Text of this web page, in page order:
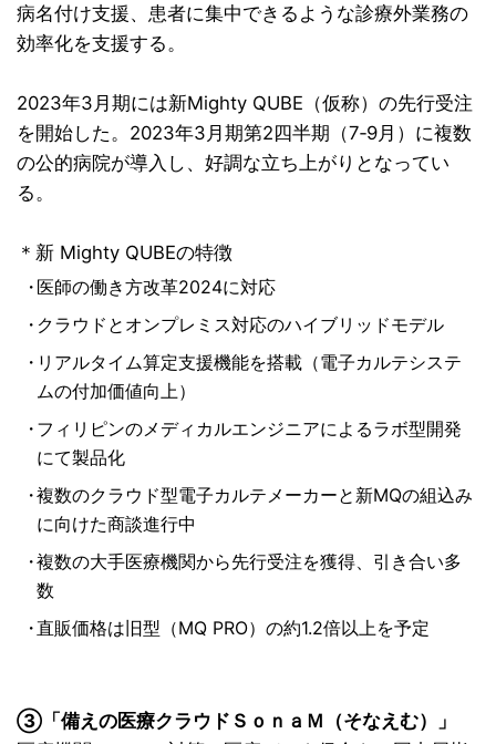
病名付け支援、患者に集中できるような診療外業務の
効率化を支援する。
2023年3月期には新Mighty QUBE（仮称）の先行受注
を開始した。2023年3月期第2四半期（7‐9月）に複数
の公的病院が導入し、好調な立ち上がりとなってい
る。
＊新 Mighty QUBEの特徴
・医師の働き方改革2024に対応
・クラウドとオンプレミス対応のハイブリッドモデル
・ リアルタイム算定支援機能を搭載（電子カルテシステ
ムの付加価値向上）
・フィリピンのメディカルエンジニアによるラボ型開発
にて製品化
・複数のクラウド型電子カルテメーカーと新MQの組込み
に向けた商談進行中
・複数の大手医療機関から先行受注を獲得、引き合い多
数
・直販価格は旧型（MQ PRO）の約1.2倍以上を予定
③「備えの医療クラウドＳｏｎａＭ（そなえむ）」